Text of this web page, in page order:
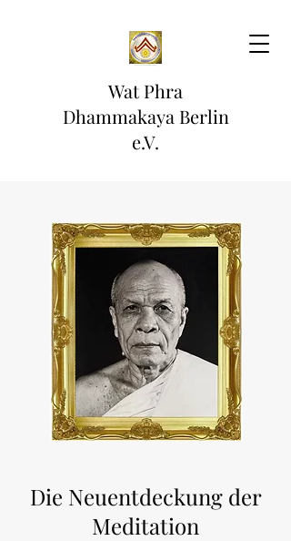
Wat Phra
Dhammakaya Berlin
e.V.
Die Neuentdeckung der
Meditation